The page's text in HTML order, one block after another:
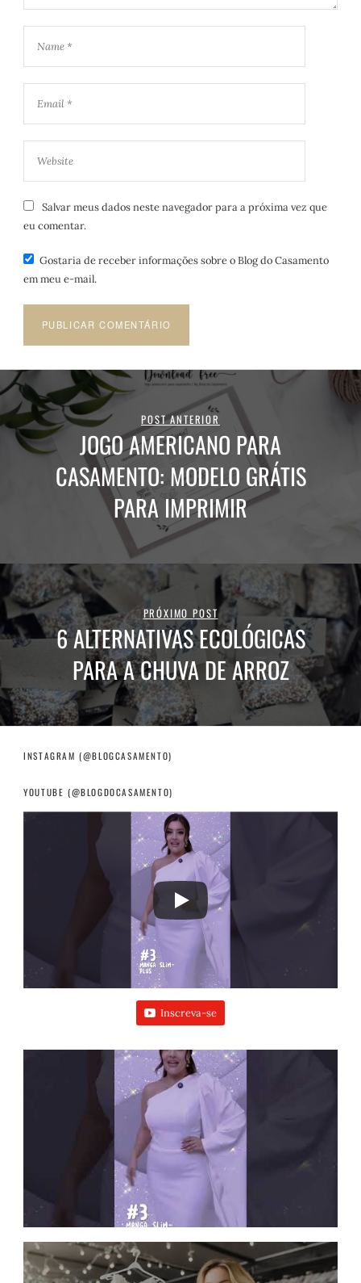
Salvar meus dados neste navegador para a próxima vez que
eu comentar.
Gostaria de receber informações sobre o Blog do Casamento
em meu e-mail.
POST ANTERIOR
JOGO AMERICANO PARA
CASAMENTO: MODELO GRÁTIS
PARA IMPRIMIR
PRÓXIMO POST
6 ALTERNATIVAS ECOLÓGICAS
PARA A CHUVA DE ARROZ
INSTAGRAM (@BLOGCASAMENTO)
YOUTUBE (@BLOGDOCASAMENTO)
Inscreva-se